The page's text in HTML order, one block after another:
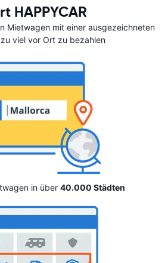
HAPPYCAR
Mietwagen mit einer ausgezeichneten
viel vor Ort zu bezahlen
in über 40.000 Städten